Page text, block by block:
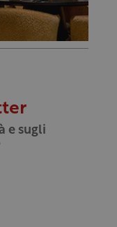
e sugli